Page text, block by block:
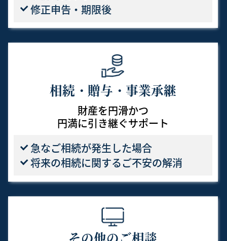
修正申告・期限後
相続・贈与・事業承継
財産を円滑かつ
円満に引き継ぐサポート
急なご相続が発生した場合
将来の相続に関するご不安の解消